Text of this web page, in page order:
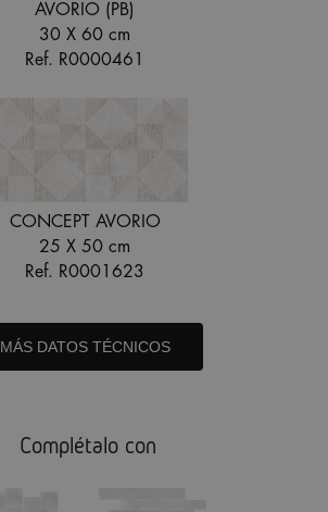
AVORIO (PB)
30 X 60 cm
Ref. R0000461
CONCEPT AVORIO
25 X 50 cm
Ref. R0001623
MÁS DATOS TÉCNICOS
Complétalo con